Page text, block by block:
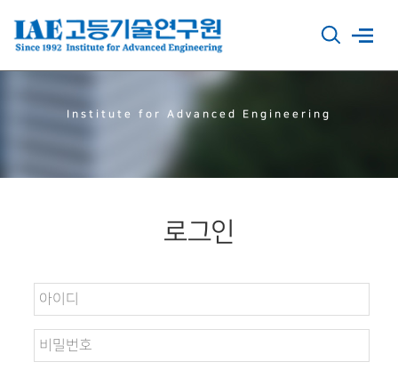
Institute for Advanced Engineering
로그인